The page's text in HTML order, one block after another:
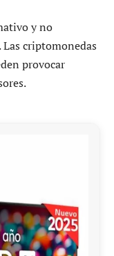
y no
criptomonedas
provocar